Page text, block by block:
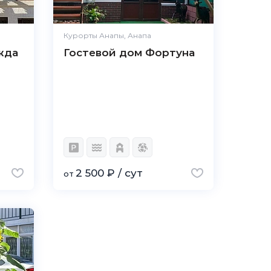
Курорты Анапы, Анапа
Гостевой дом Фортуна
от2 500 ₽ / сут